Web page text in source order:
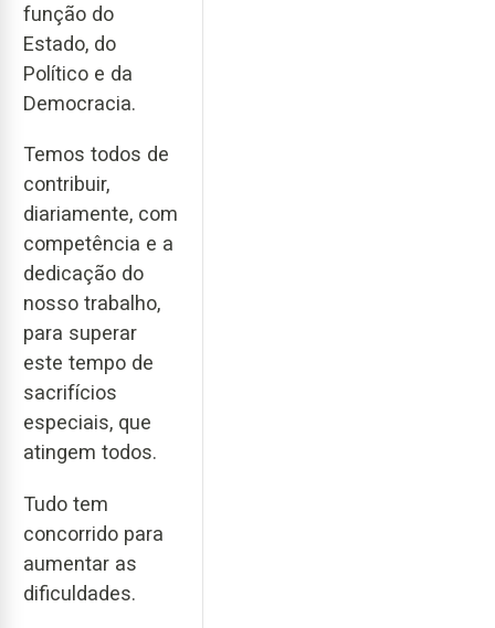
função do
Estado, do
Político e da
Democracia.
Temos todos de
contribuir,
diariamente, com
competência e a
dedicação do
nosso trabalho,
para superar
este tempo de
sacrifícios
especiais, que
atingem todos.
Tudo tem
concorrido para
aumentar as
dificuldades.